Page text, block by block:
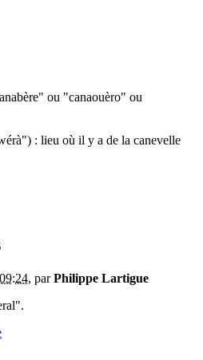
ou "canaouèro" ou
: lieu où il y a de la canevelle
, parPhilippe Lartigue